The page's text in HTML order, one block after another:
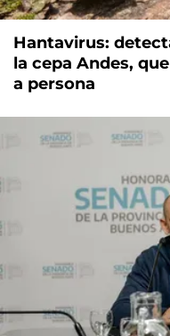
Hantavirus:
la cepa Andes,
a persona